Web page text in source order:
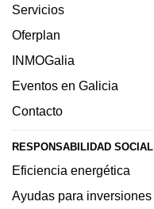
Servicios
Oferplan
INMOGalia
Eventos en Galicia
Contacto
RESPONSABILIDAD SOCIAL
Eficiencia energética
Ayudas para inversiones